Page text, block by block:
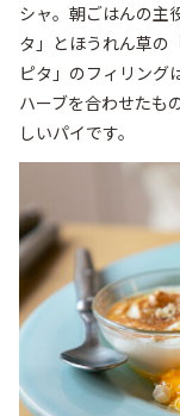
シャ。朝ごはんの主
タ」とほうれん草の
ピタ」のフィリング
ハーブを合わせたも
しいパイです。